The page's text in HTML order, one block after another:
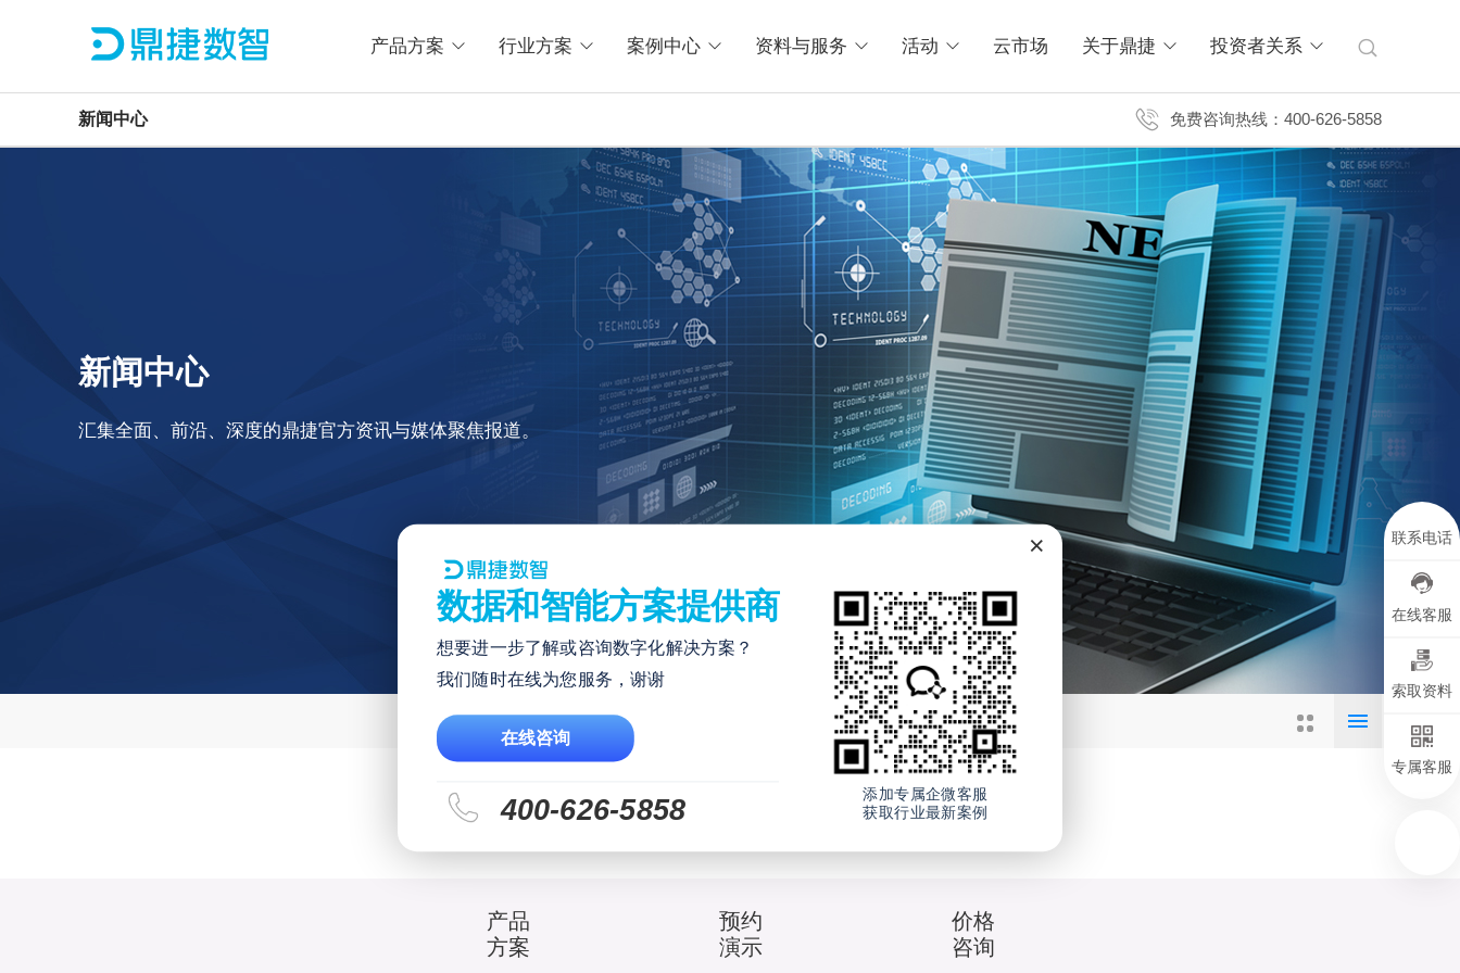
产品方案 行业方案 案例中心 资料与服务 活动 云市场 关于鼎捷 投资者关系
新闻中心 免费咨询热线：400-626-5858
新闻中心
汇集全面、前沿、深度的鼎捷官方资讯与媒体聚焦报道。
产品
方案
预约
演示
价格
咨询
×
数据和智能方案提供商
想要进一步了解或咨询数字化解决方案？
我们随时在线为您服务，谢谢
在线咨询
400-626-5858
添加专属企微客服
获取行业最新案例
联系电话
在线客服
索取资料
专属客服